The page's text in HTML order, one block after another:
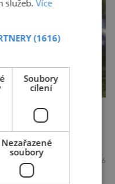
otravě
7.8.2026
jed,
služeb.Více
(1616)
Soubory
cílení
Nezařazené
soubory